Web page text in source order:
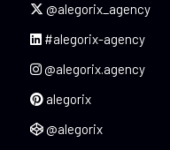
@alegorix_agency
#alegorix-agency
@alegorix.agency
alegorix
@alegorix